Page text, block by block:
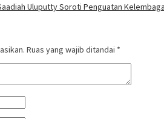
Uluputty Soroti Penguatan
Ruas yang wajib ditandai *